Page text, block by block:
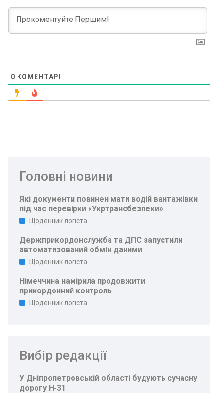
0 КОМЕНТАРІ
Головні новини
Які документи повинен мати водій вантажівки
під час перевірки «Укртрансбезпеки»
Щоденник логіста
Держприкордонслужба та ДПС запустили
автоматизований обмін даними
Щоденник логіста
Німеччина намірила продовжити
прикордонний контроль
Щоденник логіста
Вибір редакції
У Дніпропетровській області будують сучасну
дорогу Н-31